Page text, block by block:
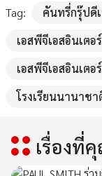
Tag:
คันทรี่กรุ๊ปดี
เอสพีจีเอสอินเต
เอสพีจีเอสอินเต
โรงเรียนนานาช
เรื่องที่